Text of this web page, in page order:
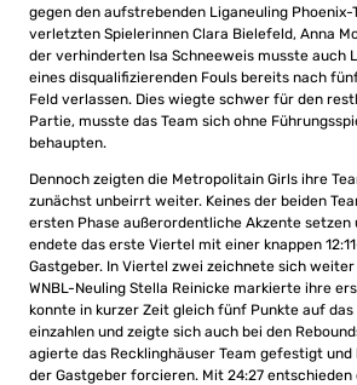
gegen den aufstrebenden Liganeuling Phoenix-
verletzten Spielerinnen Clara Bielefeld, Anna
der verhinderten Isa Schneeweis musste auch
eines disqualifizierenden Fouls bereits nach
Feld verlassen. Dies wiegte schwer für den
Partie, musste das Team sich ohne
behaupten.
Dennoch zeigten die Metropolitain Girls ihre
zunächst unbeirrt weiter. Keines der beiden
ersten Phase außerordentliche Akzente setzen
endete das erste Viertel mit einer knappen
Gastgeber. In Viertel zwei zeichnete sich
WNBL-Neuling Stella Reinicke markierte ihre
konnte in kurzer Zeit gleich fünf Punkte auf das
einzahlen und zeigte sich auch bei den
agierte das Recklinghäuser Team gefestigt
der Gastgeber forcieren. Mit 24:27